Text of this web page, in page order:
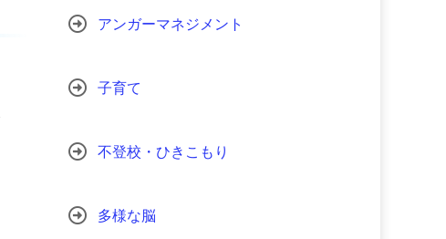
アンガーマネジメント
子育て
不登校・ひきこもり
多様な脳